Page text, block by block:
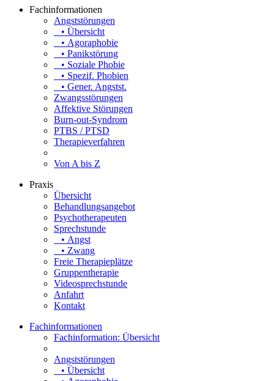
Fachinformationen
Angststörungen
• Übersicht
• Agoraphobie
• Panikstörung
• Soziale Phobie
• Spezif. Phobien
• Gener. Angstst.
Zwangsstörungen
Affektive Störungen
Burn-out-Syndrom
PTBS / PTSD
Therapieverfahren
Von A bis Z
Praxis
Übersicht
Behandlungsangebot
Psychotherapeuten
Sprechstunde
• Angst
• Zwang
Freie Therapieplätze
Gruppentherapie
Videosprechstunde
Anfahrt
Kontakt
Fachinformationen
Fachinformation: Übersicht
Angststörungen
• Übersicht